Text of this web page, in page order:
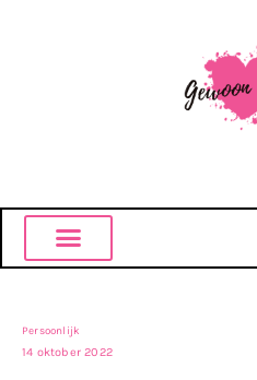
Persoonlijk
14 oktober 2022